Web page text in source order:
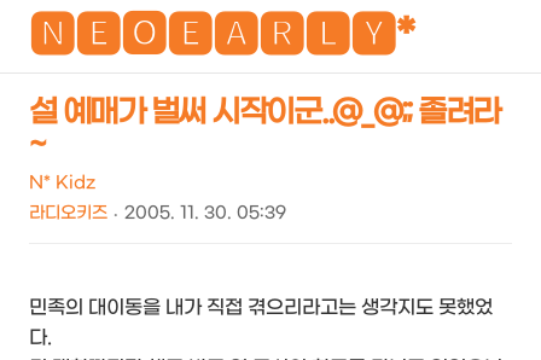
🅽🅴🅾🅴🅰🆁🅻🆈*
설 예매가 벌써 시작이군..@_@;; 졸려라
~
N* Kidz
라디오키즈
2005. 11. 30. 05:39
민족의 대이동을 내가 직접 겪으리라고는 생각지도 못했었
다.